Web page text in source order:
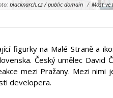
blacknarch.cz / public domain / Most ve
figurky na Malé Straně a
Český umělec David
mezi Pražany. Mezi nimi
developera.